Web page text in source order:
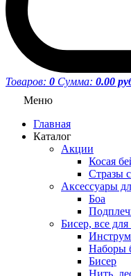
Товаров: 0 Сумма: 0.00
Меню
Главная
Каталог
Акции
Косая
Стразы
Аксессуары
Боа
Бисер, все
Наборы
Бисер
Нить,